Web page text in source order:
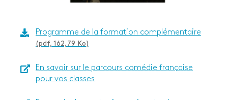
Programme de la formation complémentaire
(pdf, 162,79 Ko)
En savoir sur le parcours comédie française
pour vos classes